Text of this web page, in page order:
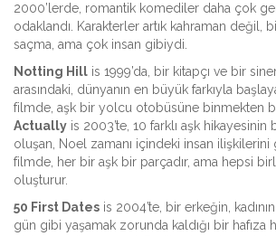
2000’lerde, romantik komediler daha çok
odaklandı. Karakterler artık kahraman değil,
saçma, ama çok insan gibiydi.
Notting Hill is 1999’da, bir kitapçı ve bir
arasındaki, dünyanın en büyük farkıyla
filmde, aşk bir yolcu otobüsüne binmekten
Actually is 2003’te, 10 farklı aşk
oluşan, Noel zamanı içindeki insan
filmde, her bir aşk bir parçadır, ama hepsi
oluşturur.
50 First Dates is 2004’te, bir erkeğin,
gün gibi yaşamak zorunda kaldığı bir hafıza